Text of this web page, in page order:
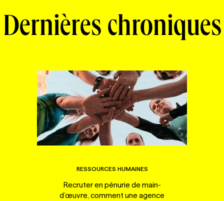
Dernières chroniques
RESSOURCES HUMAINES
Recruter en pénurie de main-
d’œuvre, comment une agence